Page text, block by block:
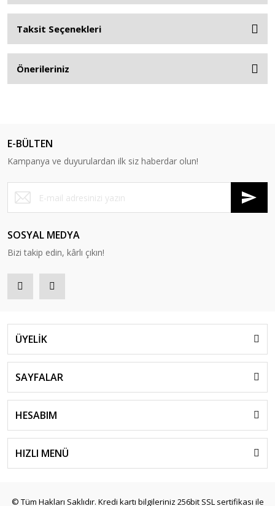
Taksit Seçenekleri
Önerileriniz
E-BÜLTEN
Kampanya ve duyurulardan ilk siz haberdar olun!
SOSYAL MEDYA
Bizi takip edin, kârlı çıkın!
ÜYELİK
SAYFALAR
HESABIM
HIZLI MENÜ
© Tüm Hakları Saklıdır. Kredi kartı bilgileriniz 256bit SSL sertifikası ile